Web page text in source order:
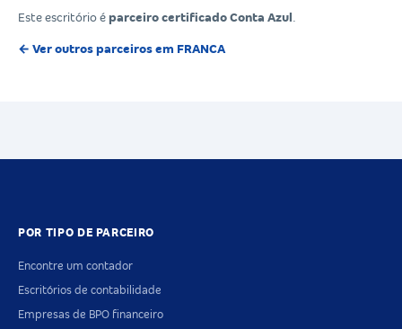
Este escritório é parceiro certificado Conta Azul
← Ver outros parceiros em FRANCA
POR TIPO DE PARCEIRO
Encontre um contador
Escritórios de contabilidade
Empresas de BPO financeiro